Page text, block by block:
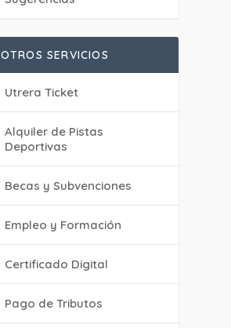
OTROS SERVICIOS
Utrera Ticket
Alquiler de Pistas
Deportivas
Becas y Subvenciones
Empleo y Formación
Certificado Digital
Pago de Tributos